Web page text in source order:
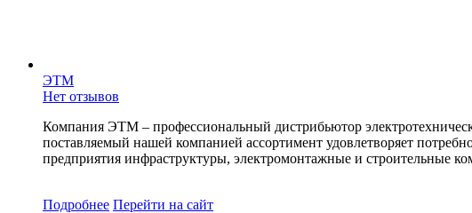
ЭТМ
Нет отзывов
Компания ЭТМ – профессиональный дистрибьютор
поставляемый нашей компанией ассортимент удовлетворяет
предприятия инфраструктуры, электромонтажные и строительные
Подробнее Перейти на сайт